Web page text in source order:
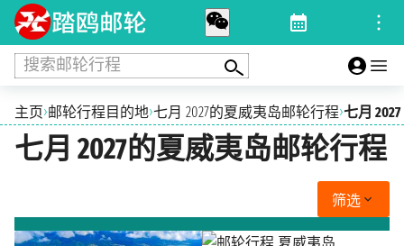
搜索邮轮行程
主页›邮轮行程目的地›七月 2027的夏威夷岛邮轮行程›七月 2027
七月 2027的夏威夷岛邮轮行程
筛选